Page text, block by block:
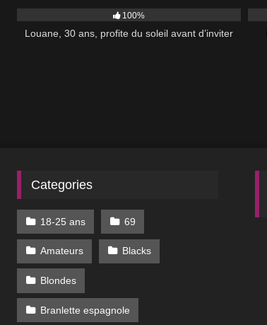
100%
Louane, 30 ans, profite du soleil avant d’inviter
Categories
18-25 ans 69
Amateurs Blacks
Blondes
Branlette espagnole